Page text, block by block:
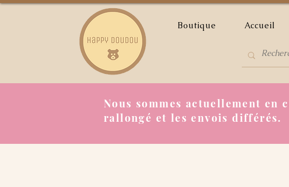
Boutique Accueil
Nous sommes actuellement en
rallongé et les envois différés.